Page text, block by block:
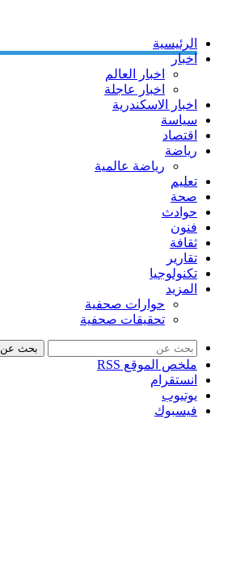
الرئيسية
اخبار
اخبار العالم
اخبار عاجلة
اخبار الاسكندرية
سياسة
اقتصاد
رياضة
رياضة عالمية
تعليم
صحة
حوادث
فنون
ثقافة
تقارير
تكنولوجيا
المزيد
حوارات صحفية
تحقيقات صحفية
بحث عن
ملخص الموقع RSS
انستقرام
يوتيوب
فيسبوك